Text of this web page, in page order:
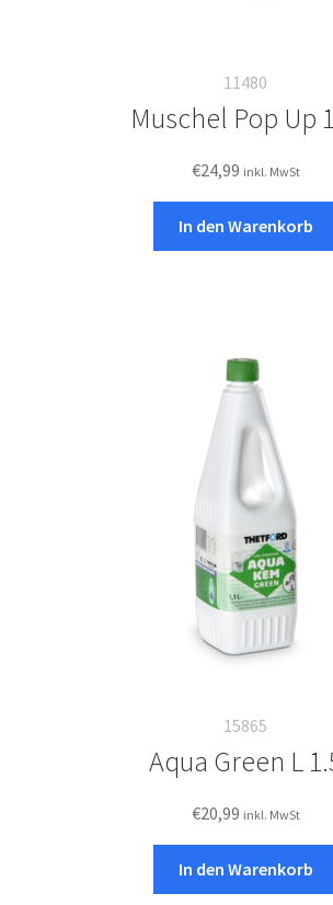
11480
Muschel Pop Up
€24,99 inkl. MwSt
In den Warenkorb
15865
Aqua Green L
€20,99 inkl. MwSt
In den Warenkorb